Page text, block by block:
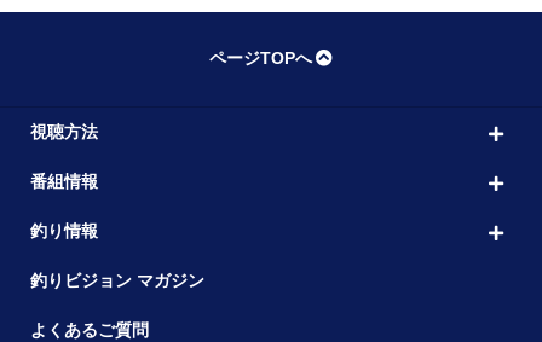
ページTOPへ
視聴方法
番組情報
釣り情報
釣りビジョン マガジン
よくあるご質問